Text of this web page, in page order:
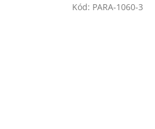
Kód: PARA-1060-3